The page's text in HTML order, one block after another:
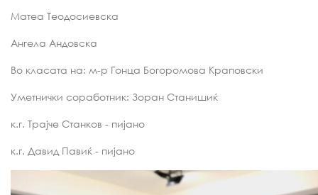
Матеа Теодосиевска
Ангела Андовска
Во класата на: м-р Гонца Богоромова Краповски
Уметнички соработник: Зоран Станишиќ
к.г. Трајче Станков - пијано
к.г. Давид Павиќ - пијано